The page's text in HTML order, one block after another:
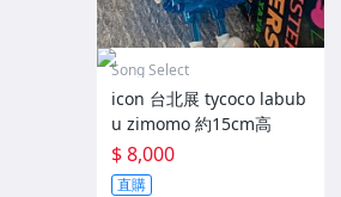
Song Select
icon 台北展 tycoco labub
u zimomo 約15cm高
$ 8,000
直購